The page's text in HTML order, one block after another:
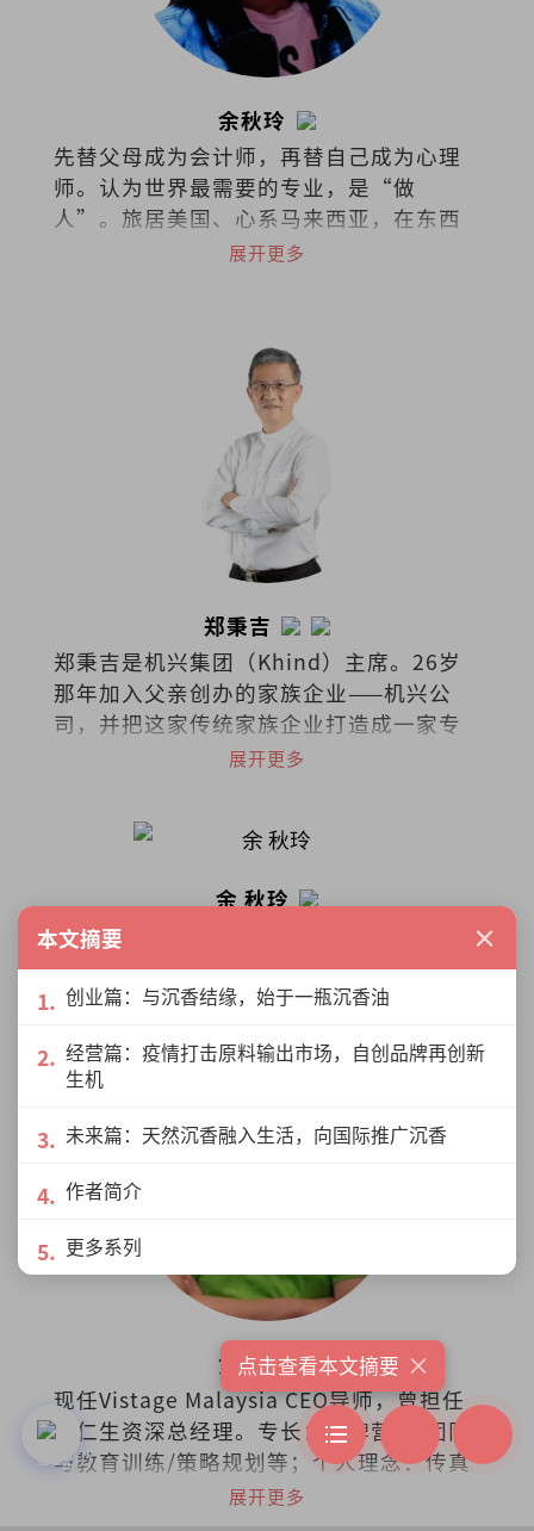
余秋玲
先替父母成为会计师，再替自己成为心理
师。认为世界最需要的专业，是“做
人”。旅居美国、心系马来西亚，在东西
文化间拉扯。试着把拉扯化成视野，把矛
展开更多
郑秉吉
郑秉吉是机兴集团（Khind）主席。26岁
那年加入父亲创办的家族企业——机兴公
司，并把这家传统家族企业打造成一家专
业经营的跨国集团，业务范围横跨全球60
中文组，目前是马来西亚伟事达总裁导
展开更多
余 秋玲
注册与执照心理谘商师、柔佛家庭发展基
金会(YPKDT) MKSNJ课程圆桌评估成员、
马来西亚博爱辅导中心夜间部负责人。
黄家建
现任Vistage Malaysia CEO导师，曾担任
余仁生资深总经理。专长：品牌营销/团队
与教育训练/策略规划等；个人理念：传真
情、创智慧、成就人。
展开更多
本文摘要 ×
创业篇：与沉香结缘，始于一瓶沉香油
经营篇：疫情打击原料输出市场，自创品牌再创新
生机
未来篇：天然沉香融入生活，向国际推广沉香
作者简介
更多系列
点击查看本文摘要 ×